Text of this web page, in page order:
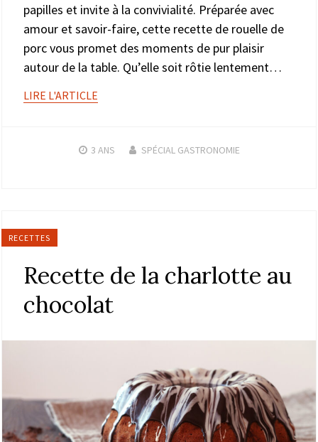
papilles et invite à la convivialité. Préparée avec
amour et savoir-faire, cette recette de rouelle de
porc vous promet des moments de pur plaisir
autour de la table. Qu’elle soit rôtie lentement…
LIRE L'ARTICLE
3 ANS SPÉCIAL GASTRONOMIE
RECETTES
Recette de la charlotte au
chocolat